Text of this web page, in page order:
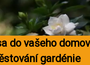
do vašeho
gardénie